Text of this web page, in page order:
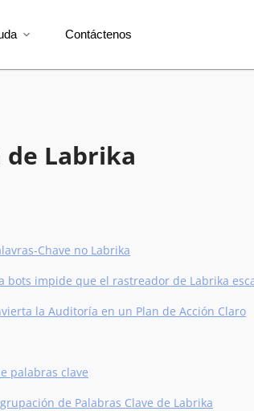
expand_more Contáctenos
de Labrika
Chave no Labrika
bots impide que el rastreador de Labrika
la Auditoría en un Plan de Acción Claro
palabras clave
de Palabras Clave de Labrika